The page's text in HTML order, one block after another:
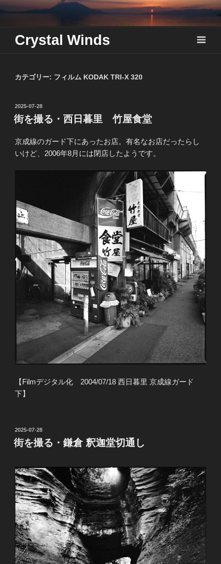
Skip
content
Crystal Winds
カテゴリー: フィルム KODAK TRI-X 320
投
稿
日:
2025-07-28
街を撮る・西日暮里 竹屋食堂
京成線のガード下にあったお店。有名なお店だったらし
いけど、2006年8月には閉店したようです。
【Filmデジタル化 2004/07/18 西日暮里 京成線ガード
下】
投
稿
日:
2025-07-28
街を撮る・鎌倉 釈迦堂切通し